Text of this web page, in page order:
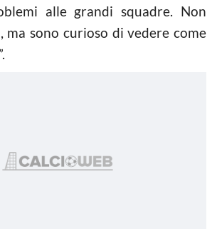
alle grandi squadre. Non
ma sono curioso di vedere come